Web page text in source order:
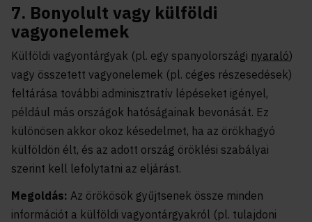
7. Bonyolult vagy külföldi
vagyonelemek
Külföldi vagyontárgyak (pl. egy spanyolországi nyaraló)
vagy összetett vagyonelemek (pl. céges részesedések)
feltárása további adminisztratív lépéseket igényel,
például más országok hatóságainak bevonását. Ez
különösen akkor okoz késedelmet, ha az örökhagyó
külföldön élt, és az adott ország öröklési szabályai
szerint kell lefolytatni az eljárást.
Megoldás: Az örökösök gyűjtsenek össze minden
információt a külföldi vagyontárgyakról (pl. tulajdoni